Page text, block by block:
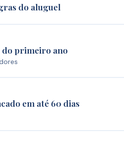
do aluguel
do primeiro ano
em até 60 dias